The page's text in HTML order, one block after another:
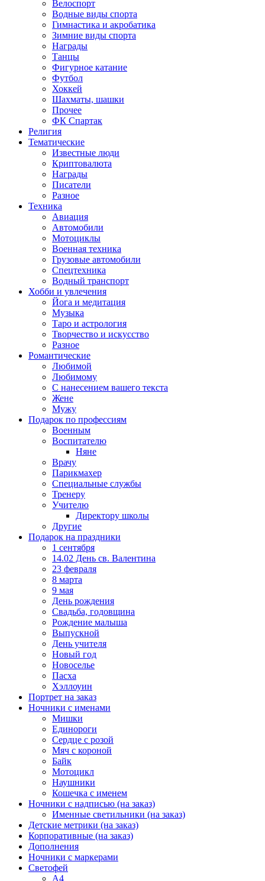
Велоспорт
Водные виды спорта
Гимнастика и акробатика
Зимние виды спорта
Награды
Танцы
Фигурное катание
Футбол
Хоккей
Шахматы, шашки
Прочее
ФК Спартак
Религия
Тематические
Известные люди
Криптовалюта
Награды
Писатели
Разное
Техника
Авиация
Автомобили
Мотоциклы
Военная техника
Грузовые автомобили
Спецтехника
Водный транспорт
Хобби и увлечения
Йога и медитация
Музыка
Таро и астрология
Творчество и искусство
Разное
Романтические
Любимой
Любимому
С нанесением вашего текста
Жене
Мужу
Подарок по профессиям
Военным
Воспитателю
Няне
Врачу
Парикмахер
Специальные службы
Тренеру
Учителю
Директору школы
Другие
Подарок на праздники
1 сентября
14.02 День св. Валентина
23 февраля
8 марта
9 мая
День рождения
Свадьба, годовщина
Рождение малыша
Выпускной
День учителя
Новый год
Новоселье
Пасха
Хэллоуин
Портрет на заказ
Ночники с именами
Мишки
Единороги
Сердце с розой
Мяч с короной
Байк
Мотоцикл
Наушники
Кошечка с именем
Ночники с надписью (на заказ)
Именные светильники (на заказ)
Детские метрики (на заказ)
Корпоративные (на заказ)
Дополнения
Ночники с маркерами
Светофей
А4